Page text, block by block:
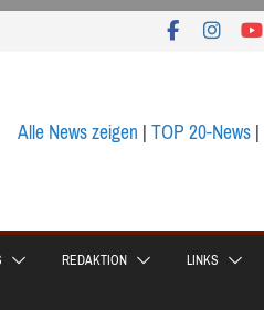
Alle News zeigen|TOP 20-News|
REDAKTION LINKS